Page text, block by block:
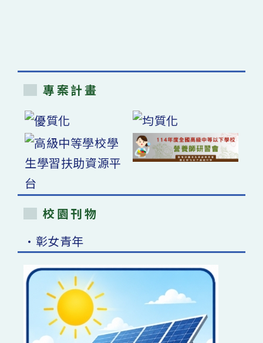
專案計畫
校園刊物
•彰女青年